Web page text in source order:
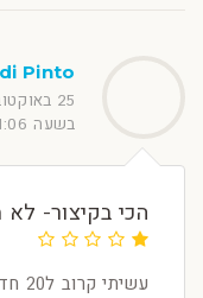
Pinto
25 באוקטובר 2019
בשעה 21:06
הכי בקיצור- לא